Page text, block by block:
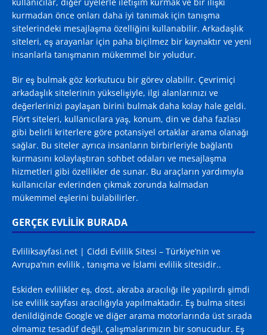
kurmadan önce onları daha iyi tanımak için tanışma
sitelerindeki mesajlaşma özelliğini kullanabilir. Arkadaşlık
siteleri, eş arayanlar için paha biçilmez bir kaynaktır ve yeni
insanlarla tanışmanın mükemmel bir yoludur.
Bir eş bulmak göz korkutucu bir görev olabilir. Çevrimiçi
arkadaşlık sitelerinin yükselişiyle, ilgi alanlarınızı ve
değerlerinizi paylaşan birini bulmak daha kolay hale geldi.
Flört siteleri, kullanıcılara yaş, konum, din ve daha fazlası
gibi belirli kriterlere göre potansiyel ortaklar arama olanağı
sağlar. Bu siteler ayrıca insanların birbirleriyle bağlantı
kurmasını kolaylaştıran sohbet odaları ve mesajlaşma
hizmetleri gibi özellikler de sunar. Bu araçların yardımıyla
kullanıcılar evlerinden çıkmak zorunda kalmadan
mükemmel eşlerini bulabilirler.
GERÇEK EVLİLİK BURADA
Evliliksayfasi.net | Ciddi Evlilik Sitesi – Türkiye’nin ve
Avrupa’nın evlilik , tanışma ve İslami evlilik sitesidir..
Eskiden evlilikler eş, dost, akraba aracılığı ile yapılırdı şimdi
ise evlilik sayfası aracılığıyla yapılmaktadır. Eş bulma sitesi
denildiğinde Google ve diğer arama motorlarında üst sırada
olmamız tesadüf değil, çalışmalarımızın bir sonucudur. Eş